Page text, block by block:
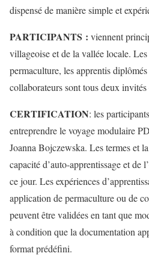
dispensé de manière simple et
PARTICIPANTS : viennent
villageoise et de la vallée locale.
permaculture, les apprentis
collaborateurs sont tous deux invités
CERTIFICATION: les
entreprendre le voyage modulaire
Joanna Bojczewska. Les termes et
capacité d’auto-apprentissage et de
ce jour. Les expériences
application de permaculture ou de
peuvent être validées en tant que
à condition que la documentation
format prédéfini.